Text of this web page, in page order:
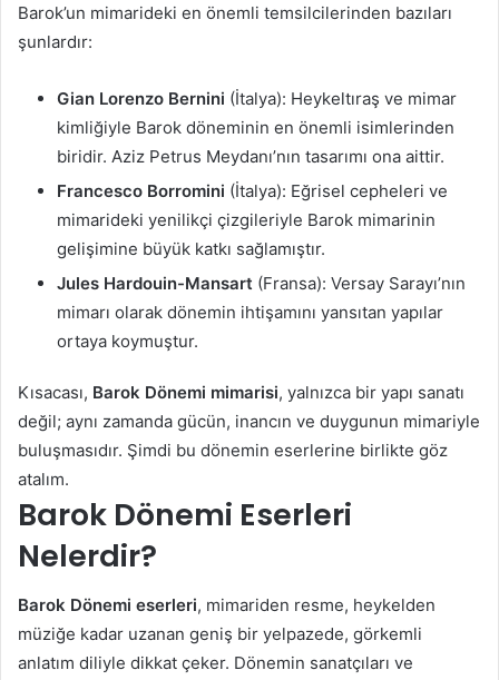
Barok’un mimarideki en önemli temsilcilerinden bazıları
şunlardır:
Gian Lorenzo Bernini (İtalya): Heykeltıraş ve mimar
kimliğiyle Barok döneminin en önemli isimlerinden
biridir. Aziz Petrus Meydanı’nın tasarımı ona aittir.
Francesco Borromini (İtalya): Eğrisel cepheleri ve
mimarideki yenilikçi çizgileriyle Barok mimarinin
gelişimine büyük katkı sağlamıştır.
Jules Hardouin-Mansart (Fransa): Versay Sarayı’nın
mimarı olarak dönemin ihtişamını yansıtan yapılar
ortaya koymuştur.
Kısacası, Barok Dönemi mimarisi, yalnızca bir yapı sanatı
değil; aynı zamanda gücün, inancın ve duygunun mimariyle
buluşmasıdır. Şimdi bu dönemin eserlerine birlikte göz
atalım.
Barok Dönemi Eserleri
Nelerdir?
Barok Dönemi eserleri, mimariden resme, heykelden
müziğe kadar uzanan geniş bir yelpazede, görkemli
anlatım diliyle dikkat çeker. Dönemin sanatçıları ve